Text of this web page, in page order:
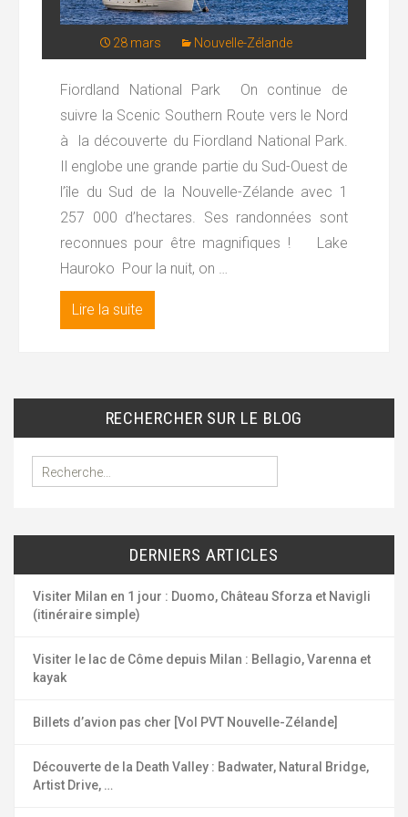
28 mars Nouvelle-Zélande
Fiordland National Park On continue de
suivre la Scenic Southern Route vers le Nord
à la découverte du Fiordland National Park.
Il englobe une grande partie du Sud-Ouest de
l’île du Sud de la Nouvelle-Zélande avec 1
257 000 d’hectares. Ses randonnées sont
reconnues pour être magnifiques ! Lake
Hauroko Pour la nuit, on …
Lire la suite
RECHERCHER SUR LE BLOG
e
e
c
h
e
:
DERNIERS ARTICLES
Visiter Milan en 1 jour : Duomo, Château Sforza et Navigli
(itinéraire simple)
Visiter le lac de Côme depuis Milan : Bellagio, Varenna et
kayak
Billets d’avion pas cher [Vol PVT Nouvelle-Zélande]
Découverte de la Death Valley : Badwater, Natural Bridge,
Artist Drive, …